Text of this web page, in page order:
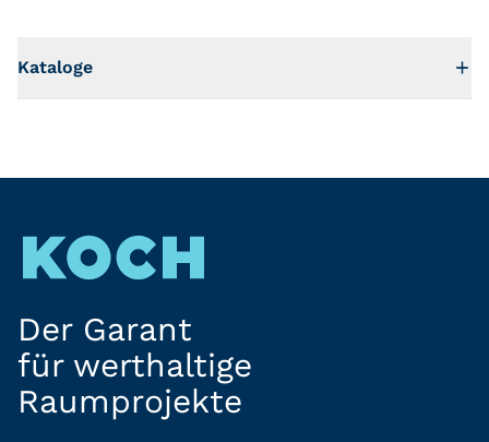
Kataloge
Der Garant
für werthaltige
Raumprojekte